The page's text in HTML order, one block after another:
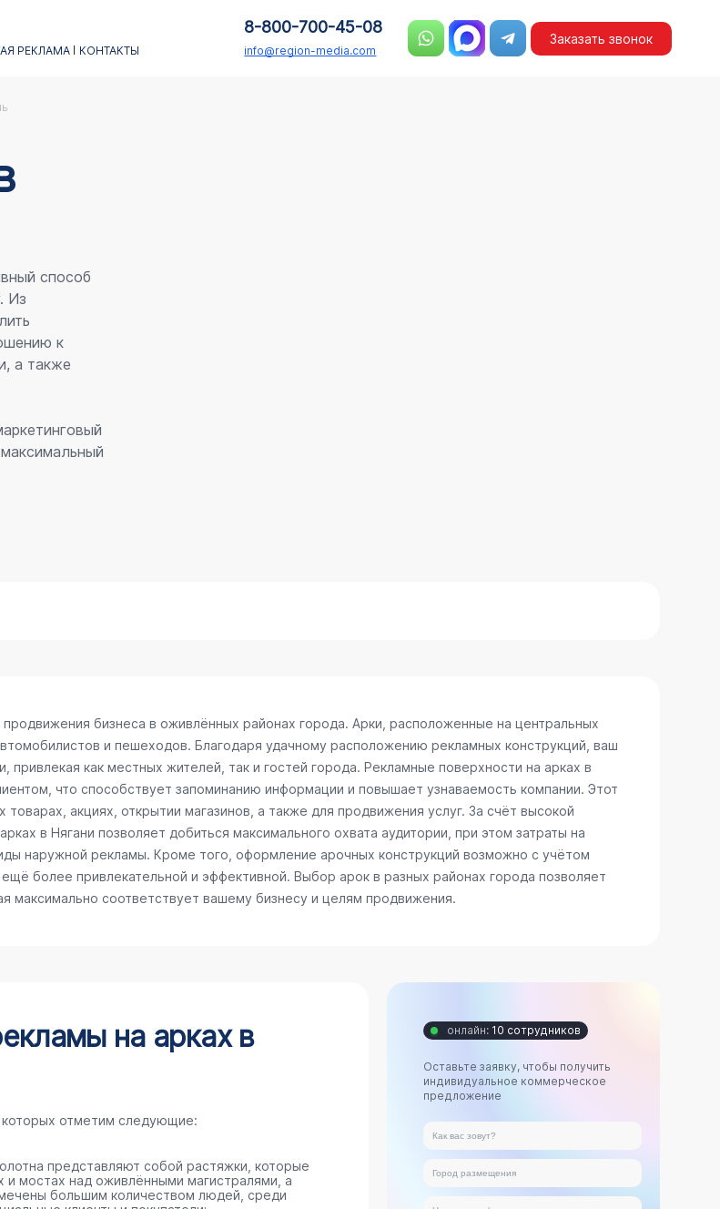
РЕКЛАМА КОНТАКТЫ
8-800-700-45-08
info@region-media.com
Заказать звонок
способ
Из
к
а также
бизнеса в оживлённых районах города. Арки, расположенные на центральных
и пешеходов. Благодаря удачному расположению рекламных конструкций, ваш
как местных жителей, так и гостей города. Рекламные поверхности на арках в
что способствует запоминанию информации и повышает узнаваемость компании. Этот
акциях, открытии магазинов, а также для продвижения услуг. За счёт высокой
в Нягани позволяет добиться максимального охвата аудитории, при этом затраты на
наружной рекламы. Кроме того, оформление арочных конструкций возможно с учётом
более привлекательной и эффективной. Выбор арок в разных районах города позволяет
максимально соответствует вашему бизнесу и целям продвижения.
на арках в
отметим следующие:
представляют собой растяжки, которые
и мостах над оживлёнными магистралями, а
большим количеством людей, среди
онлайн: 10 сотрудников
Оставьте заявку, чтобы получить
индивидуальное коммерческое
предложение